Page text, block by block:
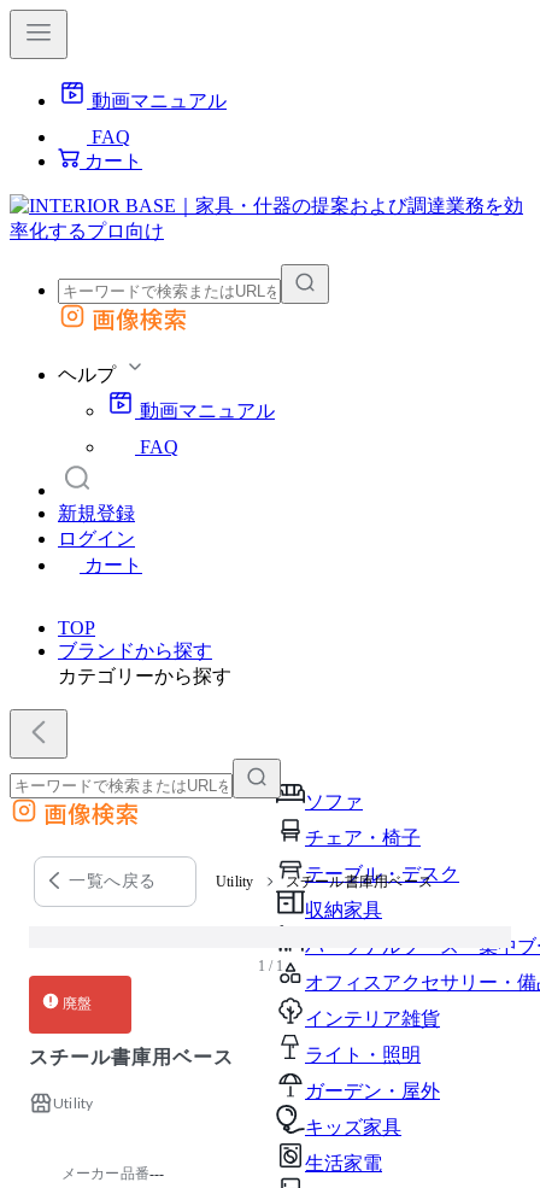
動画マニュアル
FAQ
カート
外部サイトの商品をカートに追加
画像検索
ヘルプ
動画マニュアル
FAQ
新規登録
ログイン
カート
TOP
ブランドから探す
カテゴリーから探す
ソファ
チェア・椅子
テーブル・デスク
収納家具
パーソナルブース・集中
オフィスアクセサリー・備
インテリア雑貨
ライト・照明
ガーデン・屋外
キッズ家具
生活家電
外部サイトの商品をカートに追加
他のサイトで見つけた商品ページのURLを貼り付けて、カートに追加できます
画像検索
一覧へ戻る Utility スチール書庫用ベース
1 / 1
廃盤
スチール書庫用ベース
Utility
メーカー品番---